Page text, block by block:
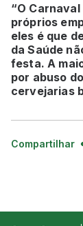
“O
próprios
eles é que
da Saúde
festa. A
por abuso
cervejarias
Compartilhar